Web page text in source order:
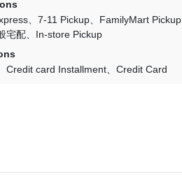
7-11 Pickup
FamilyMart Pickup
宅配
In-store Pickup
Credit card Installment
Credit Card